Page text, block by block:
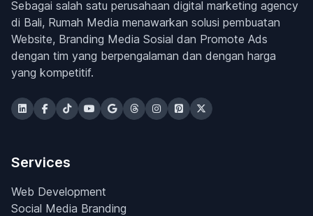
Sebagai salah satu perusahaan digital marketing agency
di Bali, Rumah Media menawarkan solusi pembuatan
Website, Branding Media Sosial dan Promote Ads
dengan tim yang berpengalaman dan dengan harga
yang kompetitif.
Services
Web Development
Social Media Branding